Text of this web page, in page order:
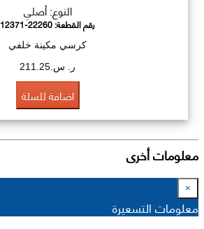
النوع: أصلي
رقم القطعة:12371-22260
كرسي مكينة خلفي
ر. س.211.25
اضافة للسلة
معلومات أخرى
×
معلومات التسعيرة